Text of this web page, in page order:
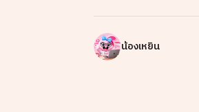
น้องเหยิน